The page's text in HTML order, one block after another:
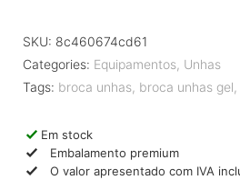
SKU: 8c460674cd61
Categories: Equipamentos, Unhas
Tags: broca unhas, broca unhas gel,
Em stock
Embalamento premium
O valor apresentado com IVA